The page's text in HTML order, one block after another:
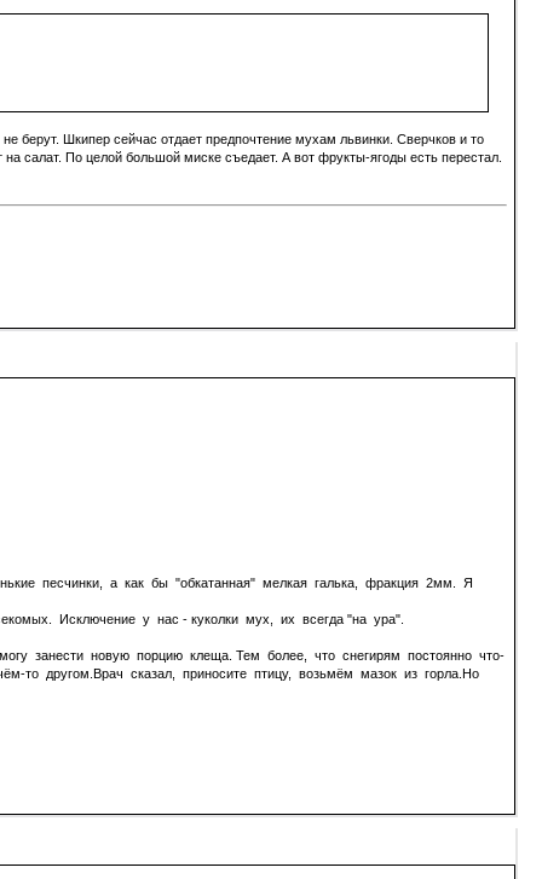
берут. Шкипер сейчас отдает предпочтение мухам львинки. Сверчков и то
салат. По целой большой миске съедает. А вот фрукты-ягоды есть перестал.
песчинки, а как бы "обкатанная" мелкая галька, фракция 2мм. Я
Исключение у нас - куколки мух, их всегда "на ура".
занести новую порцию клеща. Тем более, что снегирям постоянно что-
то другом.Врач сказал, приносите птицу, возьмём мазок из горла.Но